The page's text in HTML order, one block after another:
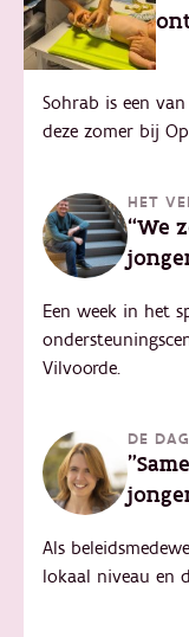
Sohrab is een
deze zomer bij
HET
“We
Een week in het
Vilvoorde.
DE
Als
lokaal niveau en